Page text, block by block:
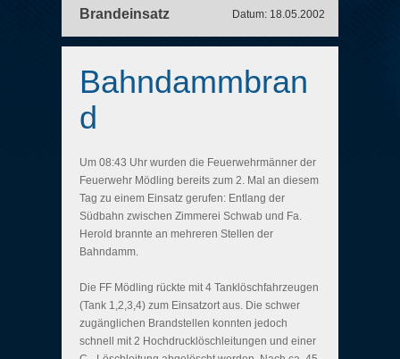
Brandeinsatz Datum: 18.05.2002
Bahndammbran
d
Um 08:43 Uhr wurden die Feuerwehrmänner der
Feuerwehr Mödling bereits zum 2. Mal an diesem
Tag zu einem Einsatz gerufen: Entlang der
Südbahn zwischen Zimmerei Schwab und Fa.
Herold brannte an mehreren Stellen der
Bahndamm.
Die FF Mödling rückte mit 4 Tanklöschfahrzeugen
(Tank 1,2,3,4) zum Einsatzort aus. Die schwer
zugänglichen Brandstellen konnten jedoch
schnell mit 2 Hochdrucklöschleitungen und einer